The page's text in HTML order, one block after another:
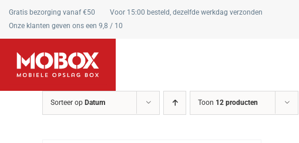
Gratis bezorging vanaf €50
Voor 15:00 besteld, dezelfde werkdag verzonden
Onze klanten geven ons een 9,8 / 10
Sorteer op Datum Toon 12 producten